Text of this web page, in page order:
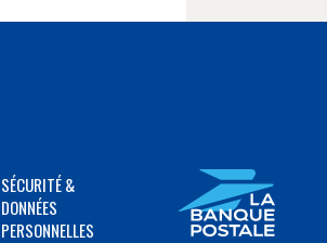
SÉCURITÉ &
DONNÉES
PERSONNELLES